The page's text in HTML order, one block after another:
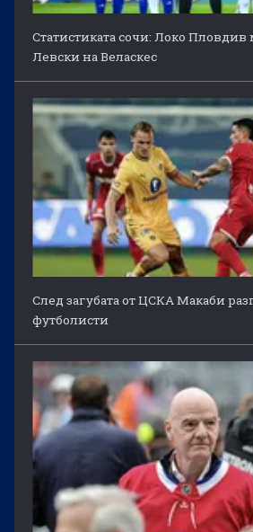
Статистиката сочи: Локо
Левски на Веласкес
След загубата от ЦСКА Макаби
футболисти